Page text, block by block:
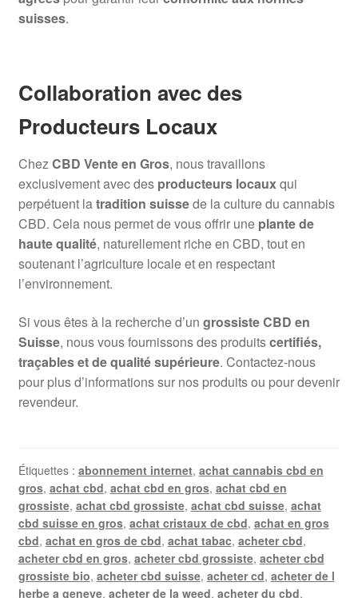
suisses.
Collaboration avec des
Producteurs Locaux
ChezCBD Vente en Gros, nous travaillons
exclusivement avec des producteurs locauxqui
perpétuent latradition suissede la culture du cannabis
CBD. Cela nous permet de vous offrir une plante de
haute qualité, naturellement riche en CBD, tout en
soutenant l’agriculture locale et en respectant
l’environnement.
Si vous êtes à la recherche d’un grossiste CBD en
Suisse, nous vous fournissons des produitscertifiés,
traçables et de qualité supérieure. Contactez-nous
pour plus d’informations sur nos produits ou pour devenir
revendeur.
Étiquettes : abonnement internet, achat cannabis cbd en
gros, achat cbd, achat cbd en gros, achat cbd en
grossiste, achat cbd grossiste, achat cbd suisse, achat
cbd suisse en gros, achat cristaux de cbd, achat en gros
cbd, achat en gros de cbd, achat tabac, acheter cbd,
acheter cbd en gros, acheter cbd grossiste, acheter cbd
grossiste bio, acheter cbd suisse, acheter cd, acheter de l
herbe a geneve, acheter de la weed, acheter du cbd,